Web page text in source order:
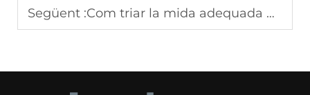
Següent :Com triar la mida adequada per a una visualització personalitzada